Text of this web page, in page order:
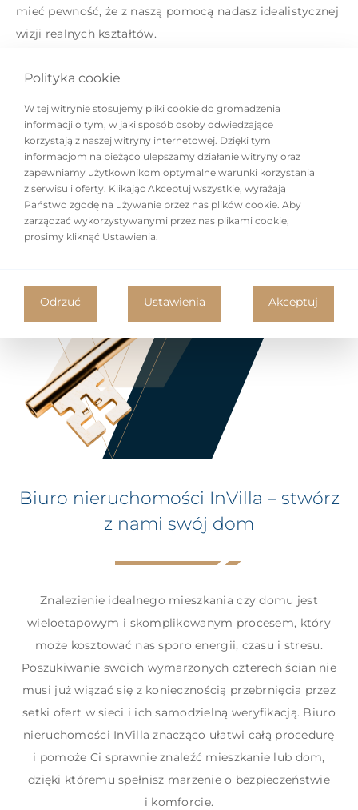
mieć pewność, że z naszą pomocą nadasz idealistycznej
wizji realnych kształtów.
Biuro nieruchomości InVilla – stwórz
z nami swój dom
Znalezienie idealnego mieszkania czy domu jest
wieloetapowym i skomplikowanym procesem, który
może kosztować nas sporo energii, czasu i stresu.
Poszukiwanie swoich wymarzonych czterech ścian nie
musi już wiązać się z koniecznością przebrnięcia przez
setki ofert w sieci i ich samodzielną weryfikacją. Biuro
nieruchomości InVilla znacząco ułatwi całą procedurę
i pomoże Ci sprawnie znaleźć mieszkanie lub dom,
dzięki któremu spełnisz marzenie o bezpieczeństwie
i komforcie.
Polityka cookie
W tej witrynie stosujemy pliki cookie do gromadzenia
informacji o tym, w jaki sposób osoby odwiedzające
korzystają z naszej witryny internetowej. Dzięki tym
informacjom na bieżąco ulepszamy działanie witryny oraz
zapewniamy użytkownikom optymalne warunki korzystania
z serwisu i oferty. Klikając Akceptuj wszystkie, wyrażają
Państwo zgodę na używanie przez nas plików cookie. Aby
zarządzać wykorzystywanymi przez nas plikami cookie,
prosimy kliknąć Ustawienia.
Odrzuć Ustawienia Akceptuj